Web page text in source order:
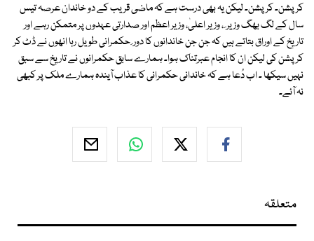
کرپشن۔ کرپشن۔ لیکن یہ بھی درست ہے کہ ماضی قریب کے دو خاندان عرصہ تیس
سال کے لگ بھگ وزیر ِ ، وزیر اعلیٰ، وزیر اعظم اور صدارتی عہدوں پر متمکن رہے اور
تاریخ کے اوراق بتاتے ہیں کہ جن جن خاندانوں کا دور ِ حکمرانی طویل رہا انھوں نے ڈٹ کر
کرپشن کی لیکن ان کا انجام عبرتناک ہوا۔ ہمارے سابق حکمرانوں نے تاریخ سے سبق
نہیں سیکھا ۔ اب دُعا ہے کہ خاندانی حکمرانی کا عذاب آیندہ ہمارے ملک پر کبھی
نہ آئے۔
متعلقہ